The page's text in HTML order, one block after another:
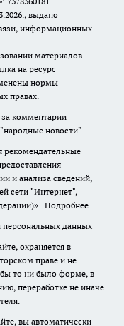
выдано
информационных
материалов
на ресурс
нормы
правах.
за комментарии
новости".
и анализа сведений,
сети "Интернет",
Подробнее
персональных данных
охраняется в
праве и не
то ни было форме, в
переработке не иначе
вы автоматически